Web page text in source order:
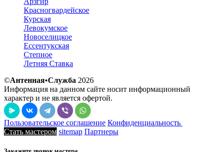
Красногвардейское
Курская
Левокумское
Новоселицкое
Ессентукская
Степное
Летняя Ставка
©Антенная•Служба 2026
Информация на данном сайте носит информационный
характер и не является офертой.
Пользовательское соглашение Конфиденциальность
Стать мастером sitemap Партнеры